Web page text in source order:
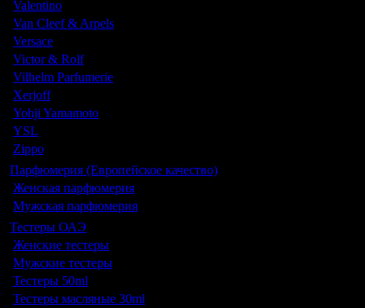
Valentino
Van Cleef & Arpels
Versace
Victor & Rolf
Vilhelm Parfumerie
Xerjoff
Yohji Yamamoto
YSL
Zippo
Парфюмерия (Европейское качество)
Женская парфюмерия
Мужская парфюмерия
Тестеры ОАЭ
Женские тестеры
Мужские тестеры
Тестеры 50ml
Тестеры масляные 30ml